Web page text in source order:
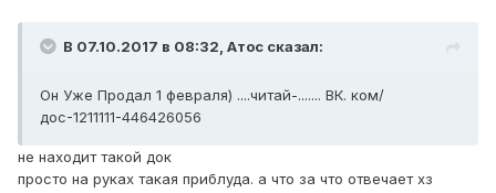
В 07.10.2017 в 08:32, Атос сказал:
Он Уже Продал 1 февраля) ....читай-....... ВК. ком/
дос-1211111-446426056
не находит такой док
просто на руках такая приблуда. а что за что отвечает хз